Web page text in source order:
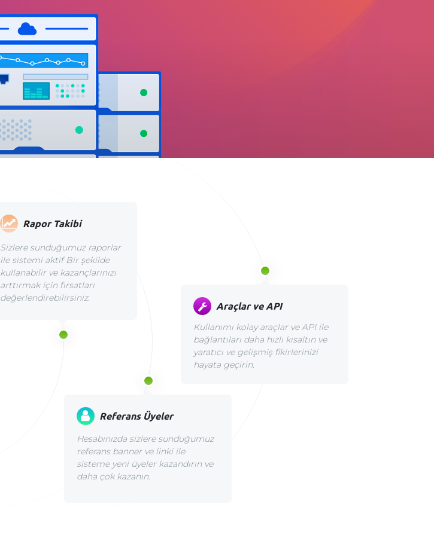
Rapor Takibi
Sizlere sunduğumuz raporlar
ile sistemi aktif Bir şekilde
kullanabilir ve kazançlarınızı
arttırmak için fırsatları
değerlendirebilirsiniz.
Referans Üyeler
Hesabınızda sizlere sunduğumuz
referans banner ve linki ile
sisteme yeni üyeler kazandırın ve
daha çok kazanın.
Araçlar ve API
Kullanımı kolay araçlar ve API ile
bağlantıları daha hızlı kısaltın ve
yaratıcı ve gelişmiş fikirlerinizi
hayata geçirin.